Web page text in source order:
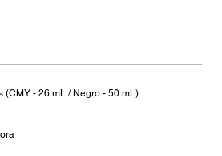
- 26 mL / Negro - 50 mL)